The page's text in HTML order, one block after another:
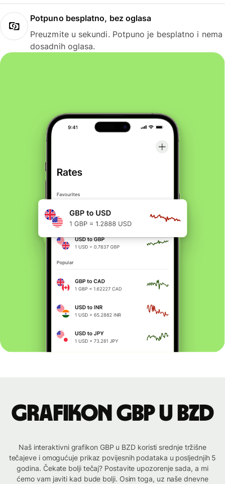
Potpuno besplatno, bez oglasa
Preuzmite u sekundi. Potpuno je besplatno i nema
dosadnih oglasa.
Grafikon GBP u BZD
Naš interaktivni grafikon GBP u BZD koristi srednje tržišne
tečajeve i omogućuje prikaz povijesnih podataka u posljednjih 5
godina. Čekate bolji tečaj? Postavite upozorenje sada, a mi
ćemo vam javiti kad bude bolji. Osim toga, uz naše dnevne